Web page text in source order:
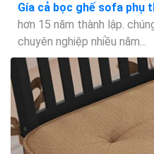
Gía cả bọc ghế sofa phụ
hơn 15 năm thành lập.
chuyên nghiệp nhiều năm...